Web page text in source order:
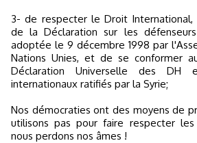
3- de respecter le Droit International,
de la Déclaration sur les
adoptée le 9 décembre 1998 par
Nations Unies, et de se conformer
Déclaration Universelle des DH
internationaux ratifiés par la Syrie;
Nos démocraties ont des moyens de
utilisons pas pour faire respecter les
nous perdons nos âmes !